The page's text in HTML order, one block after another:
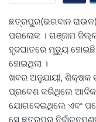
ଛତ୍ରପୁର(ଭଗବାନ
ପରଲୋକ । ଗଞ୍ଜାମ
ହୃଦଘାତରେ ମୃତ୍ୟୁ
ହୋଇଥିଲା ।
ଖବର ଅନୁଯାୟୀ, ଶିକ୍ଷକ
ପ୍ରବେଶ କରିଥିଲେ
ଯୋଗଦେଇଥିଲେ ଏବଂ
ସେ ଛତ୍ରପୁର